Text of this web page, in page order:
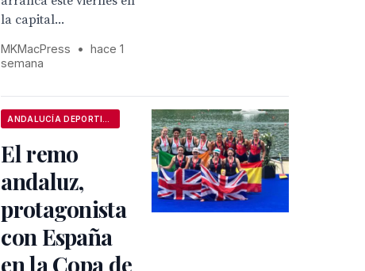
la capital...
MKMacPress •
hace 1
semana
El remo
andaluz,
protagonista
con España
en la Copa de